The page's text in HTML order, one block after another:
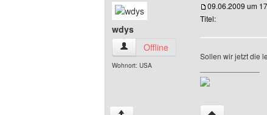
wdys
wdys Benutzer-Profile anzeigen
Offline
Wohnort: USA
09.06.2009 um
Titel:
Sollen wir jetzt die